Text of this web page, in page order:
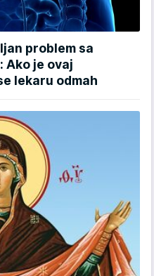
problem sa
Ako je ovaj
lekaru odmah